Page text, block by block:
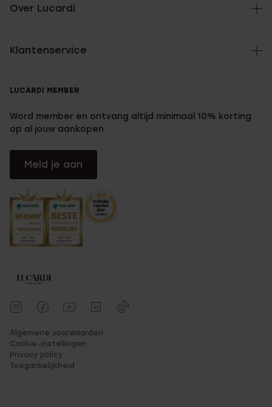
Over Lucardi
Klantenservice
LUCARDI MEMBER
Word member en ontvang altijd minimaal 10% korting
op al jouw aankopen
Meld je aan
Algemene voorwaarden
Cookie-instellingen
Privacy policy
Toegankelijkheid